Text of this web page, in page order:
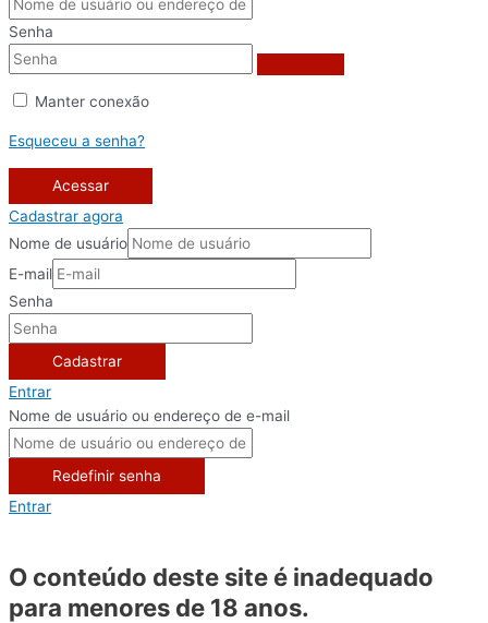
Senha
Manter conexão
Esqueceu a senha?
Acessar
Cadastrar agora
Nome de usuário
E-mail
Senha
Cadastrar
Entrar
Nome de usuário ou endereço de e-mail
Redefinir senha
Entrar
O conteúdo deste site é inadequado
para menores de 18 anos.